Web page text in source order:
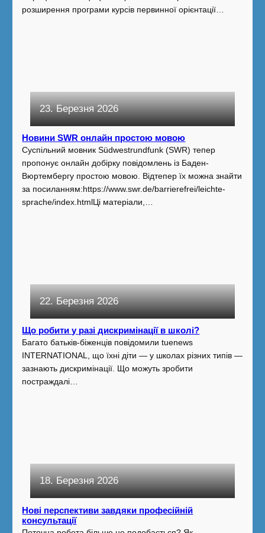
розширення програми курсів первинної орієнтації…
23. Березня 2026
Новини SWR онлайн простою мовою
Суспільний мовник Südwestrundfunk (SWR) тепер
пропонує онлайн добірку повідомлень із Баден-
Вюртембергу простою мовою. Відтепер їх можна знайти
за посиланням:https://www.swr.de/barrierefrei/leichte-
sprache/index.htmlЦі матеріали,…
22. Березня 2026
Що робити у разі дискримінації в школі?
Багато батьків-біженців повідомили tuenews
INTERNATIONAL, що їхні діти — у школах різних типів —
зазнають дискримінації. Що можуть зробити
постраждалі…
18. Березня 2026
Нові перспективи завдяки професійній
консультації